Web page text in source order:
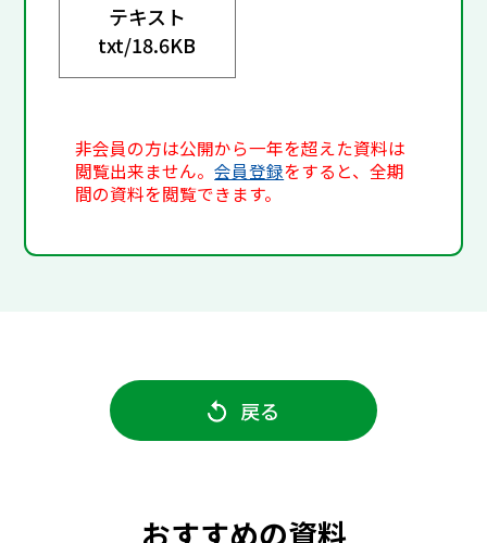
テキスト
txt/18.6KB
非会員の方は公開から一年を超えた資料は
閲覧出来ません。会員登録をすると、全期
間の資料を閲覧できます。
戻る
おすすめの資料